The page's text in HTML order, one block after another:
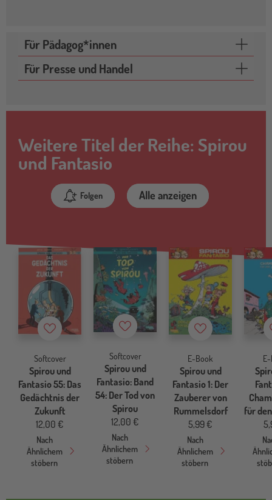
Für Pädagog*innen
Für Presse und Handel
Weitere Titel der Reihe: Spirou
und Fantasio
Folgen Alle anzeigen
Merkzettel
Softcover
Spirou und
Fantasio 55: Das
Gedächtnis der
Zukunft
12,00 €
Nach
Ähnlichem
stöbern
Merkzettel
Softcover
Spirou und
Fantasio: Band
54: Der Tod von
Spirou
12,00 €
Nach
Ähnlichem
stöbern
Merkzettel
E-Book
Spirou und
Fantasio 1: Der
Zauberer von
Rummelsdorf
5,99 €
Nach
Ähnlichem
stöbern
für